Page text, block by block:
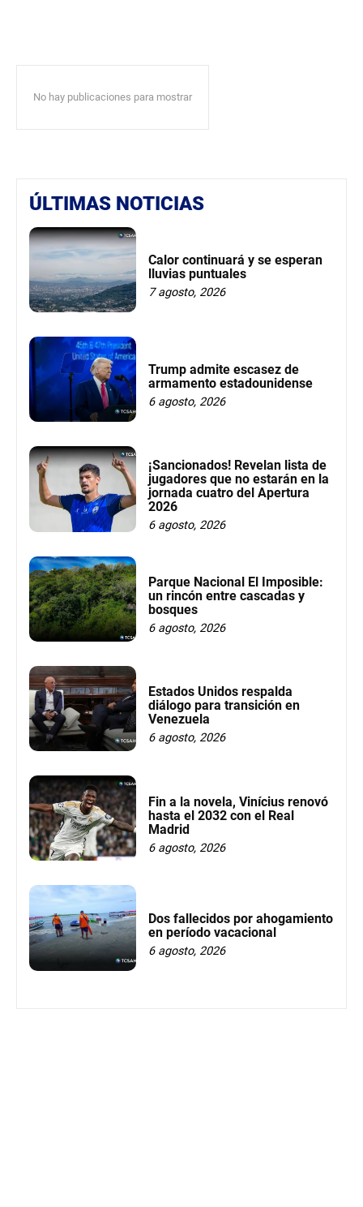
No hay publicaciones para mostrar
ÚLTIMAS NOTICIAS
Calor continuará y se esperan
lluvias puntuales
7 agosto, 2026
Trump admite escasez de
armamento estadounidense
6 agosto, 2026
¡Sancionados! Revelan lista de
jugadores que no estarán en la
jornada cuatro del Apertura
2026
6 agosto, 2026
Parque Nacional El Imposible:
un rincón entre cascadas y
bosques
6 agosto, 2026
Estados Unidos respalda
diálogo para transición en
Venezuela
6 agosto, 2026
Fin a la novela, Vinícius renovó
hasta el 2032 con el Real
Madrid
6 agosto, 2026
Dos fallecidos por ahogamiento
en período vacacional
6 agosto, 2026